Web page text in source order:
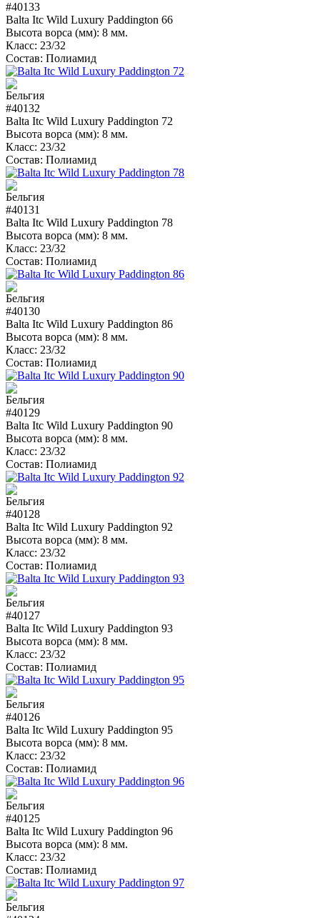
#40133
Balta Itc Wild Luxury Paddington 66
Высота ворса (мм): 8 мм.
Класс: 23/32
Состав: Полиамид
#40132
Balta Itc Wild Luxury Paddington 72
Высота ворса (мм): 8 мм.
Класс: 23/32
Состав: Полиамид
#40131
Balta Itc Wild Luxury Paddington 78
Высота ворса (мм): 8 мм.
Класс: 23/32
Состав: Полиамид
#40130
Balta Itc Wild Luxury Paddington 86
Высота ворса (мм): 8 мм.
Класс: 23/32
Состав: Полиамид
#40129
Balta Itc Wild Luxury Paddington 90
Высота ворса (мм): 8 мм.
Класс: 23/32
Состав: Полиамид
#40128
Balta Itc Wild Luxury Paddington 92
Высота ворса (мм): 8 мм.
Класс: 23/32
Состав: Полиамид
#40127
Balta Itc Wild Luxury Paddington 93
Высота ворса (мм): 8 мм.
Класс: 23/32
Состав: Полиамид
#40126
Balta Itc Wild Luxury Paddington 95
Высота ворса (мм): 8 мм.
Класс: 23/32
Состав: Полиамид
#40125
Balta Itc Wild Luxury Paddington 96
Высота ворса (мм): 8 мм.
Класс: 23/32
Состав: Полиамид